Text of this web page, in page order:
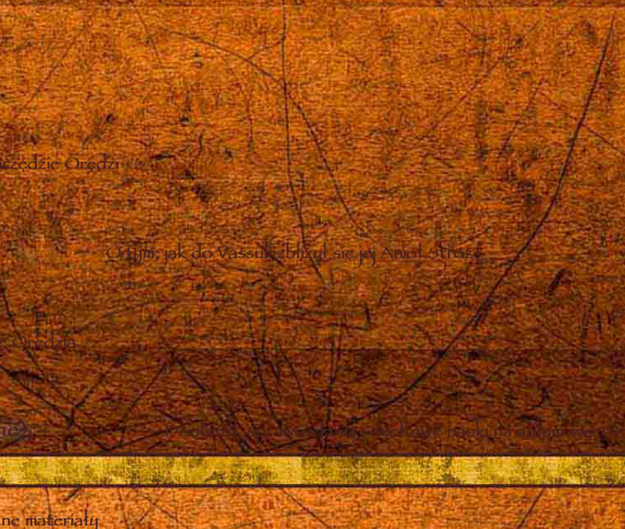
Orędzi
O tym, jak do Vassuli zbliżył się jej Anioł Stróż
Orędzia
– Działania, sprawozdania i duchowe nauki na całym świecie
materiały